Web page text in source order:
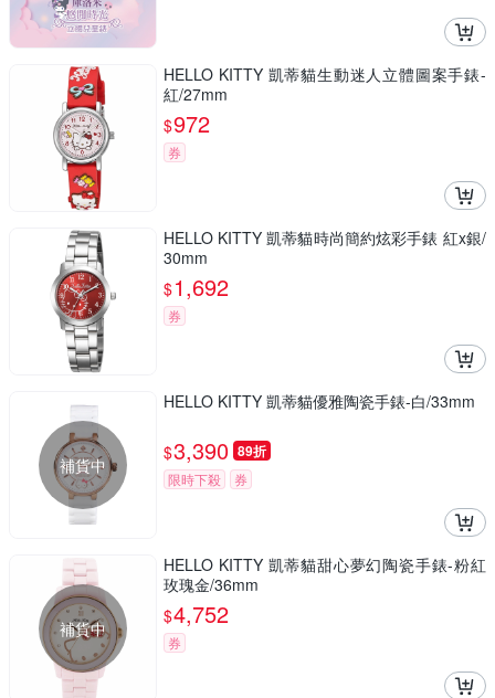
HELLO KITTY 凱蒂貓生動迷人立體圖案手錶-
紅/27mm
$972
券
HELLO KITTY 凱蒂貓時尚簡約炫彩手錶 紅x銀/
30mm
$1,692
券
補貨中
HELLO KITTY 凱蒂貓優雅陶瓷手錶-白/33mm
$3,390 89折
限時下殺 券
補貨中
HELLO KITTY 凱蒂貓甜心夢幻陶瓷手錶-粉紅
玫瑰金/36mm
$4,752
券